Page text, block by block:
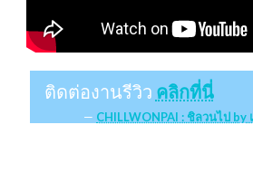
ติดต่องานรีวิว คลิกที่นี่
CHILLWONPAI : ชิลวนไป